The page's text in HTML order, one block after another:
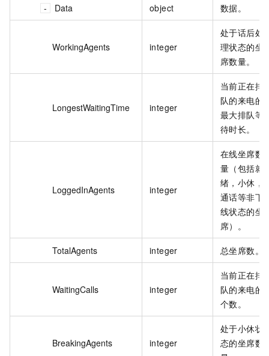
Data object 数据。
WorkingAgents integer
处于话后处
理状态的坐
席数量。
LongestWaitingTime integer
当前正在排
队的来电的
最大排队等
待时长。
LoggedInAgents integer
在线坐席数
量（包括就
绪，小休，
通话等非下
线状态的坐
席）。
TotalAgents integer 总坐席数。
WaitingCalls integer
当前正在排
队的来电的
个数。
BreakingAgents integer
处于小休状
态的坐席数